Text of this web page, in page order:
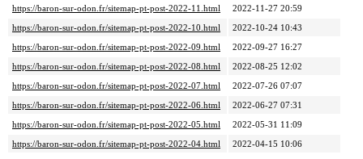
https://baron-sur-odon.fr/sitemap-pt-post-2022-11.html
2022-11-27 20:59
https://baron-sur-odon.fr/sitemap-pt-post-2022-10.html
2022-10-24 10:43
https://baron-sur-odon.fr/sitemap-pt-post-2022-09.html
2022-09-27 16:27
https://baron-sur-odon.fr/sitemap-pt-post-2022-08.html
2022-08-25 12:02
https://baron-sur-odon.fr/sitemap-pt-post-2022-07.html
2022-07-26 07:07
https://baron-sur-odon.fr/sitemap-pt-post-2022-06.html
2022-06-27 07:31
https://baron-sur-odon.fr/sitemap-pt-post-2022-05.html
2022-05-31 11:09
https://baron-sur-odon.fr/sitemap-pt-post-2022-04.html
2022-04-15 10:06